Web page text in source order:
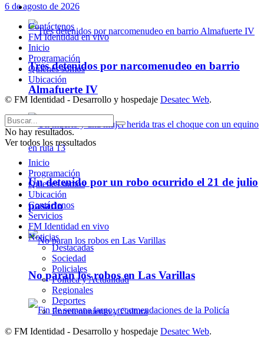
Policiales
Tres detenidos por narcomenudeo en barrio
Almafuerte IV
Un detenido por un robo ocurrido el 21 de julio
pasado
No paran los robos en Las Varillas
6 de agosto de 2026
Contáctenos
FM Identidad en vivo
Inicio
Programación
Quienes somos
Ubicación
© FM Identidad - Desarrollo y hospedaje Desatec Web.
No hay resultados.
Ver todos los ressultados
Inicio
Programación
Quienes somos
Ubicación
Contáctenos
Servicios
FM Identidad en vivo
Noticias
Destacadas
Sociedad
Policiales
Política y Actualidad
Regionales
Deportes
Entretenimiento y Cultura
© FM Identidad - Desarrollo y hospedaje Desatec Web.